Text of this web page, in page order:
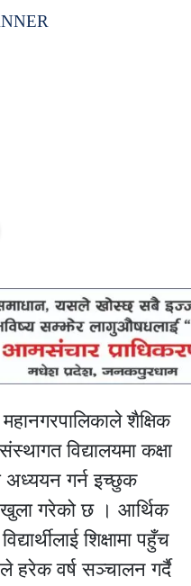
शैक्षिक
विद्यालयमा कक्षा
अध्ययन गर्न इच्छुक
खुला गरेको छ । आर्थिक
शिक्षामा पहुँच
हरेक वर्ष सञ्चालन गर्दै